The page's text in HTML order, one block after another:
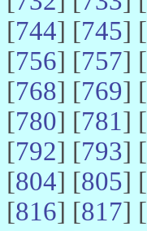
[744] [745] [
[756] [757] [
[768] [769] [
[780] [781] [
[792] [793] [
[804] [805] [
[816] [817] [